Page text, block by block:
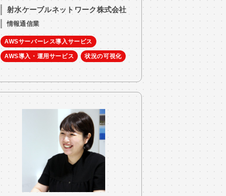
射水ケーブルネットワーク株式会社
情報通信業
AWSサーバーレス導入サービス
AWS導入・運用サービス 状況の可視化